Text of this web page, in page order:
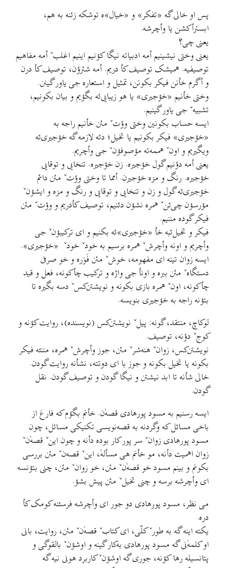
پس او خالی گه «تفکر» و «خیال»ه توشکه زئنه به هم،
ابسترأکشن یا وأچرشه.
یعنی چی؟
یعنی وختی نیشینیم أمه ادبیاته نیگا کؤنیم اینیم اغلبˇ أمه مفاهیم
توصیفیه. همیشک توصیف کأ دریم. أمه شئرؤن، توصیف کأ درن
و أگرم خأنن فیکر بکونن، تمثیل و استعاره جی یاور گینن.
وختی خأنیم «خؤجیری» یا هو زیبایی‌ئه بگؤیم و بیان بکونیم،
تشبیهˇ جی یاور گینیم.
ایسه حساب بکونین وختی وؤتˇ مئن خأنیم راجه به
«خؤجیری» فیکر بکونیم یا تخیل؛ دئه لازمه گه خؤجیری‌ئه
ویگیریم و اونˇ هممه‌ته مؤصوفؤنˇ جی وأچریم.
یعنی أمه دؤنیم گول خؤجیره. زن خؤجیره. تنخایی و توقایی
خؤجیره. رنگ و مزه خؤجیرن. أمما تا وختی وؤتˇ مئن دائم
خؤجیری‌ئه گول و زن و تنخایی و توقایی و رنگ و مزه و ایشؤنˇ
مؤرسؤن چی‌ئنˇ همره نشؤن دئنیم، توصیف کأدریم و وؤتˇ مئن
فیکر گوده مننیم.
فیکر و تخیل‌ئبه خأ «خؤجیری‌»ئه بکنیم و ای ترکیبؤنˇ جی
وأچریم و اونه وأچرشˇ همره برسیم به خودˇ خودˇ «خؤجیری».
ایسه زوان تینه ای مفهومه، خوشˇ مئن فَوَره و خو صرفی
دستگاهˇ مئن ببره و اونأ جی واژه و ترکیب چأکونه، فعل و قید
چأکونه، اونˇ همره بازی بکونه و نویشتن‌کسˇ دسه بگیره تا
بتؤنه راجه به خؤجیری بنویسه.
لوکاچ، منتقد، گونه: پیلˇ نویشتن‌کس (نویسنده)، روایت کؤنه و
کوجˇ دؤنه، توصیف.
نویشتن‌کس، زوانˇ هنه‌شرˇ مئن، جوز وأچرشˇ همره، مننئه فیکر
بکونه یا تخیل بکونه و جوز با ای دوتته، نشأنه روایت گودن.
خالی شأنه تا ابد نیشتن و نیگا گودن و توصیف گودن. نقل
گودن.
ایسه رسنیم به مسود پورهادی قصه‌ٰن. خأنم بگؤم که فارغ از
باخی مسائل که وگردنه به قصه‌نویسی تکنیکی مسائل، چون
مسود پورهادی زوانˇ سر پور کار بوده دأنه و چون اینˇ قصه‌ٰنˇ
زوان اهمیت دأنه، مو خأنم هی مسألهٰ، اینˇ قصه‌نˇ مئن بررسی
بکونم و بینم مسود خو قصه‌ٰنˇ مئن، خو زوانˇ مئن، چنی بتؤنسه
ای وأچرشه برسه و چنی تخیلˇ مئن پیش بشؤ.
می نظر، مسود پورهادی دو جور ای وأچرشه فرسئنه کومک کأ
دره.
یکته اینه گه به طورˇ کلّی، ای کتابˇ قصه‌ٰنˇ مئن، روایت، بانی
او کلمه‌ٰنی گه مسود پورهادی به‌کار گینه و اوشؤنˇ بالقوگی و
پتانسیله رها کؤنه، جوری گه اوشؤنˇ کاربرد هونی نیه گه